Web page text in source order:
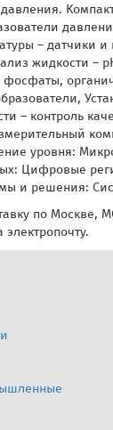
давления.
– датчики
жидкости –
– контроль
уровня:
Цифровые
и решения:
по Москве,